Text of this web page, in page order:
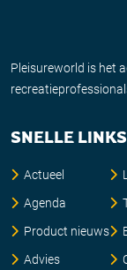
Pleisureworld is het
SNELLE LINKS
Actueel
Agenda
Product nieuws
Advies